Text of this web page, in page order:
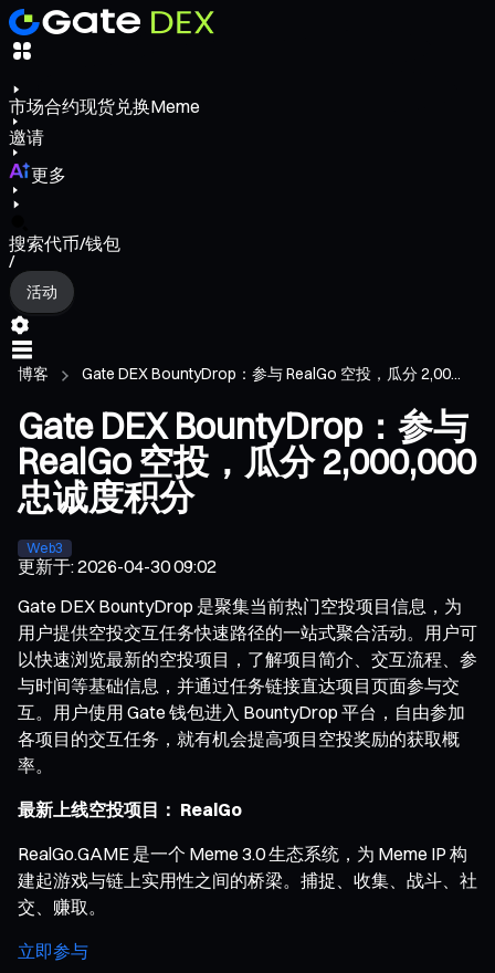
市场合约现货兑换Meme
邀请
更多
搜索代币/钱包
/
活动
博客 Gate DEX BountyDrop：参与 RealGo 空投，瓜分 2,00...
Gate DEX BountyDrop：参与
RealGo 空投，瓜分 2,000,000
忠诚度积分
Web3
更新于:2026-04-30 09:02
Gate DEX BountyDrop 是聚集当前热门空投项目信息，为
用户提供空投交互任务快速路径的一站式聚合活动。用户可
以快速浏览最新的空投项目，了解项目简介、交互流程、参
与时间等基础信息，并通过任务链接直达项目页面参与交
互。用户使用 Gate 钱包进入 BountyDrop 平台，自由参加
各项目的交互任务，就有机会提高项目空投奖励的获取概
率。
最新上线空投项目： RealGo
RealGo.GAME 是一个 Meme 3.0 生态系统，为 Meme IP 构
建起游戏与链上实用性之间的桥梁。捕捉、收集、战斗、社
交、赚取。
立即参与